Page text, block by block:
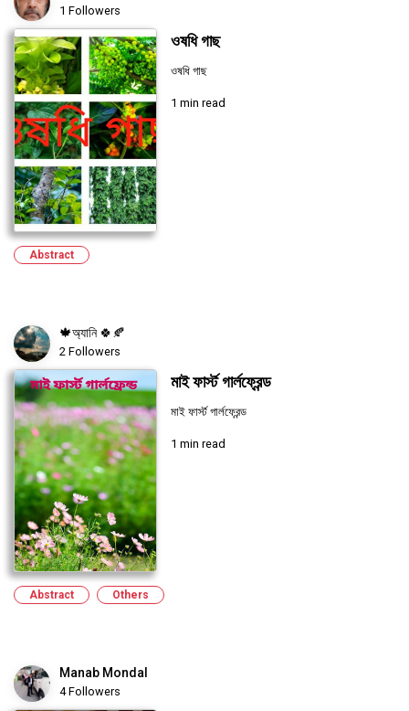
1 Followers
ওষধি গাছ
ওষধি গাছ
1 min read
Abstract
🍁অ্যানি 🍀🍂
2 Followers
মাই ফার্স্ট গার্লফ্রেন্ড
মাই ফার্স্ট গার্লফ্রেন্ড
1 min read
Abstract Others
Manab Mondal
4 Followers